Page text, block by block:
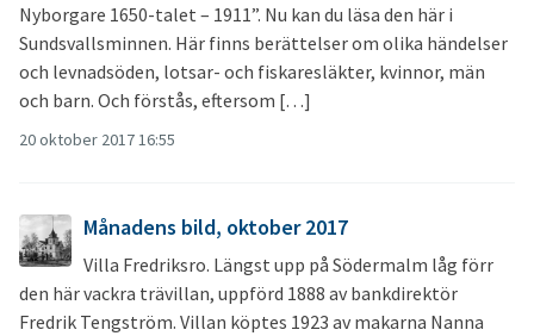
Nyborgare 1650-talet – 1911”. Nu kan du läsa den här i
Sundsvallsminnen. Här finns berättelser om olika händelser
och levnadsöden, lotsar- och fiskaresläkter, kvinnor, män
och barn. Och förstås, eftersom […]
20 oktober 2017 16:55
Månadens bild, oktober 2017
Villa Fredriksro. Längst upp på Södermalm låg förr
den här vackra trävillan, uppförd 1888 av bankdirektör
Fredrik Tengström. Villan köptes 1923 av makarna Nanna